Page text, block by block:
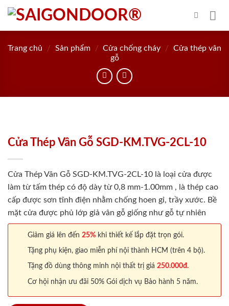
Skip
content
Trang chủ / Sản phẩm / Cửa chống cháy /
Cửa thép vân
gỗ
Cửa Thép Vân Gỗ SGD-KM.TVG-2CL-10
Cửa Thép Vân Gỗ SGD-KM.TVG-2CL-10 là loại cửa được
làm từ tấm thép có độ dày từ 0,8 mm-1.00mm , là thép cao
cấp được sơn tĩnh điện nhằm chống hoen gỉ, trầy xước. Bề
mặt cửa được phủ lớp giả vân gỗ giống như gỗ tự nhiên
Giảm giá lên đến 25% khi thiết kế lắp đặt trọn gói.
Tặng phụ kiện, giao miễn phí nội thành HCM (trên 4 bộ).
Tặng đồ dùng thông minh nội thất trị giá 250.000đ.
Cơ hội nhận ưu đãi 50% Gói dịch vụ Bảo hành 5 năm.